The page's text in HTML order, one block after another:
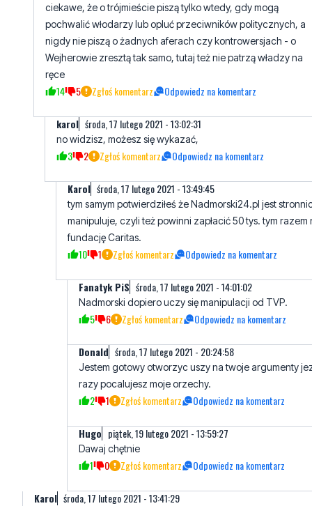
ciekawe, że o trójmieście piszą tylko wtedy, gdy mogą
pochwalić włodarzy lub opluć przeciwników politycznych, a
nigdy nie piszą o żadnych aferach czy kontrowersjach - o
Wejherowie zresztą tak samo, tutaj też nie patrzą władzy na
ręce
14 5 Zgłoś komentarz Odpowiedz na komentarz
karol środa, 17 lutego 2021 - 13:02:31
no widzisz, możesz się wykazać,
3 2 Zgłoś komentarz Odpowiedz na komentarz
Karol środa, 17 lutego 2021 - 13:49:45
tym samym potwierdziłeś że Nadmorski24.pl jest
manipuluje, czyli też powinni zapłacić 50 tys. tym razem
fundację Caritas.
10 1 Zgłoś komentarz Odpowiedz na komentarz
Fanatyk PiS środa, 17 lutego 2021 - 14:01:02
Nadmorski dopiero uczy się manipulacji od TVP.
5 6 Zgłoś komentarz Odpowiedz na komentarz
Donald środa, 17 lutego 2021 - 20:24:58
Jestem gotowy otworzyc uszy na twoje argumenty
razy pocalujesz moje orzechy.
2 1 Zgłoś komentarz Odpowiedz na komentarz
Hugo piątek, 19 lutego 2021 - 13:59:27
Dawaj chętnie
1 0 Zgłoś komentarz Odpowiedz na komentarz
Karol środa, 17 lutego 2021 - 13:41:29